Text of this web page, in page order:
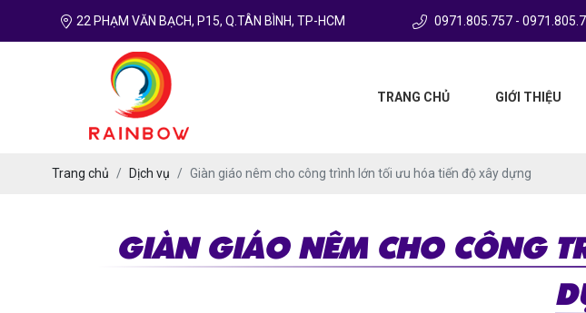
22 PHẠM VĂN BẠCH, P15, Q.TÂN BÌNH, TP-HCM 0971.805.757 -
TRANG CHỦ GIỚI THIỆU
Trang chủ Dịch vụ Giàn giáo nêm cho công trình lớn tối ưu hóa tiến độ xây dựng
GIÀN GIÁO NÊM CHO CÔNG